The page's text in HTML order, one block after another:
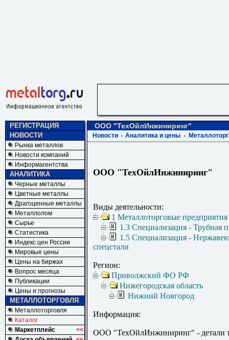
РЕГИСТРАЦИЯ
НОВОСТИ
Рынка металлов
Новости компаний
Информагентства
АНАЛИТИКА
Черные металлы
Цветные металлы
Драгоценные металлы
Металлолом
Сырье
Статистика
Индекс цен России
Мировые цены
Цены на биржах
Вопрос месяца
Публикации
Цены и прогнозы
МЕТАЛЛОТОРГОВЛЯ
Металлоторговля
Каталог
Маркетплейс
<<
ООО "ТехОйлИнжиниринг"
Новости Аналитика и цены
ООО "ТехОйлИнжиниринг"
Виды деятельности:
1 Металлоторговые
1.3 Специализация - Трубная
1.5 Специализация -
спецстали
Регион:
Приволжский ФО РФ
Нижегородская область
Нижний Новгород
Информация:
ООО "ТехОйлИнжиниринг" - детали